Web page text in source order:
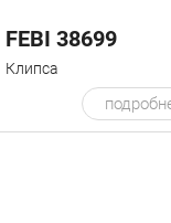
FEBI 38699
Клипса